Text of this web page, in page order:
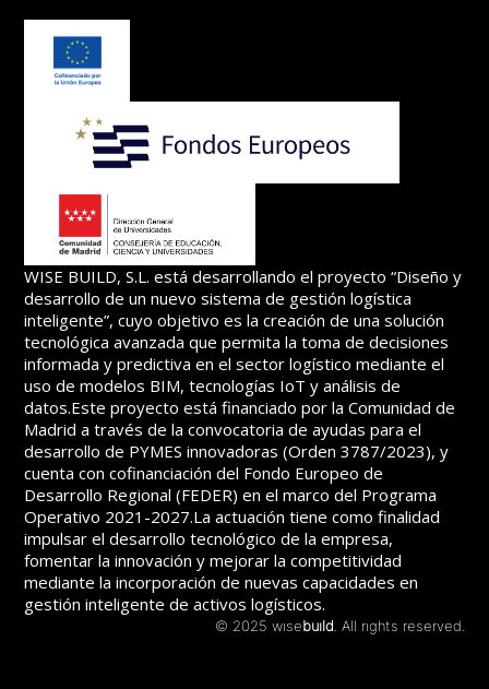
WISE BUILD, S.L. está desarrollando el proyecto “Diseño y
desarrollo de un nuevo sistema de gestión logística
inteligente”, cuyo objetivo es la creación de una solución
tecnológica avanzada que permita la toma de decisiones
informada y predictiva en el sector logístico mediante el
uso de modelos BIM, tecnologías IoT y análisis de
datos.Este proyecto está financiado por la Comunidad de
Madrid a través de la convocatoria de ayudas para el
desarrollo de PYMES innovadoras (Orden 3787/2023), y
cuenta con cofinanciación del Fondo Europeo de
Desarrollo Regional (FEDER) en el marco del Programa
Operativo 2021-2027.La actuación tiene como finalidad
impulsar el desarrollo tecnológico de la empresa,
fomentar la innovación y mejorar la competitividad
mediante la incorporación de nuevas capacidades en
gestión inteligente de activos logísticos.
© 2025 wisebuild . All rights reserved.